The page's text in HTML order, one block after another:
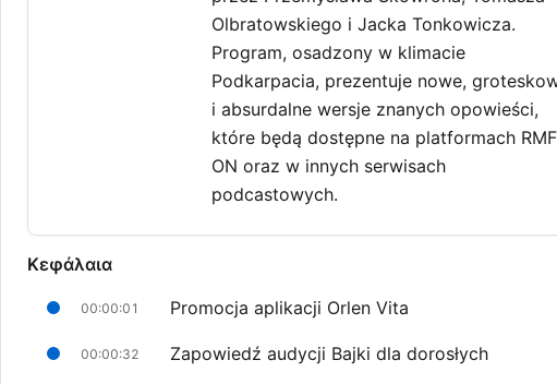
Olbratowskiego i Jacka Tonkowicza.
Program, osadzony w klimacie
Podkarpacia, prezentuje nowe,
i absurdalne wersje znanych opowieści,
które będą dostępne na platformach RMF
ON oraz w innych serwisach
podcastowych.
Κεφάλαια
00:00:01 Promocja aplikacji Orlen Vita
00:00:32 Zapowiedź audycji Bajki dla dorosłych